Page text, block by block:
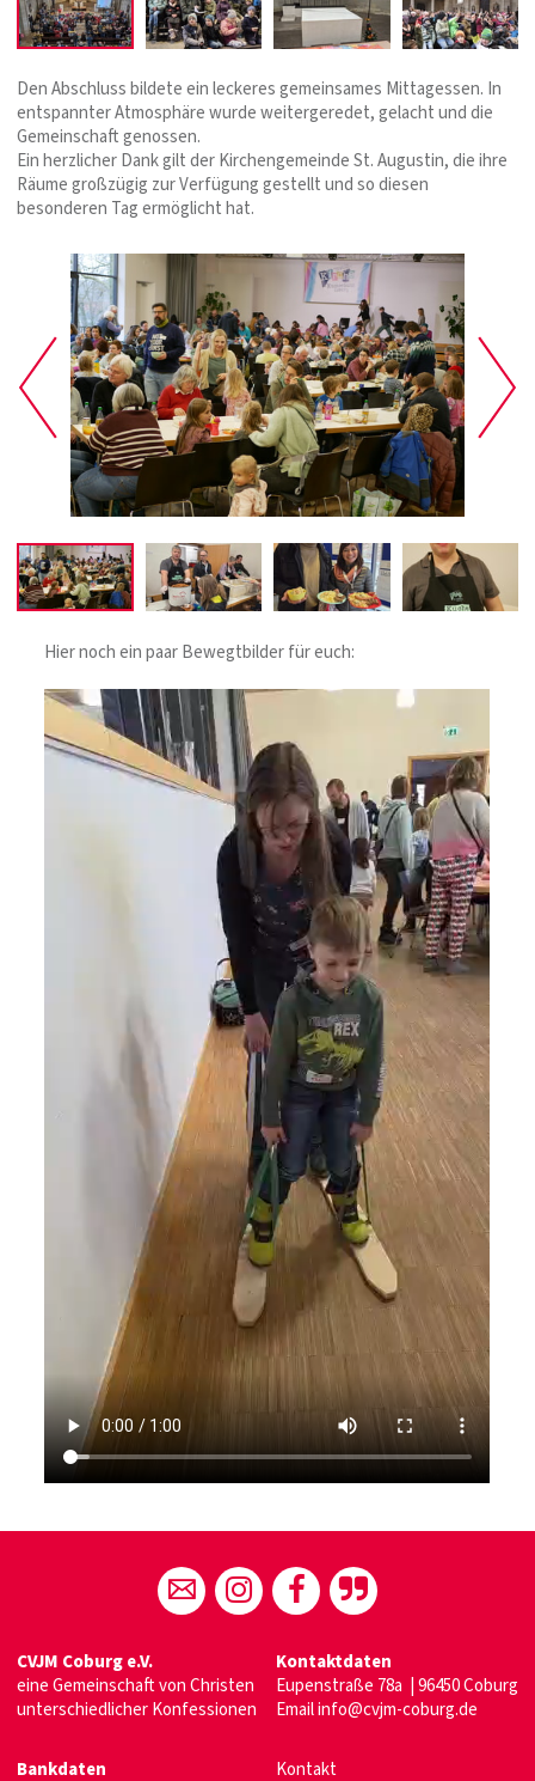
Den Abschluss bildete ein leckeres gemeinsames Mittagessen. In
entspannter Atmosphäre wurde weitergeredet, gelacht und die
Gemeinschaft genossen.
Ein herzlicher Dank gilt der Kirchengemeinde St. Augustin, die ihre
Räume großzügig zur Verfügung gestellt und so diesen
besonderen Tag ermöglicht hat.
Hier noch ein paar Bewegtbilder für euch:
CVJM Coburg e.V.
eine Gemeinschaft von Christen
unterschiedlicher Konfessionen
Kontaktdaten
Eupenstraße 78a | 96450 Coburg
Emailinfo@cvjm-coburg.de
Bankdaten
Kontakt